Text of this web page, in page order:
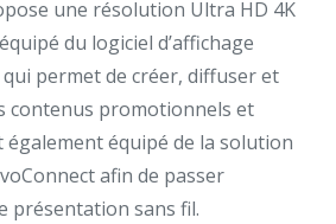
une résolution Ultra HD 4K
du logiciel d’affichage
permet de créer, diffuser et
contenus promotionnels et
équipé de la solution
afin de passer
présentation sans fil.